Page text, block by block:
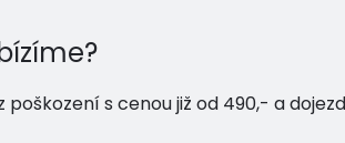
poškození s cenou již od 490,- a